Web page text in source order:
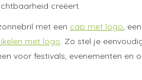
creëert.
met een cap met logo,
met logo. Zo stel je
voor festivals, evenementen en